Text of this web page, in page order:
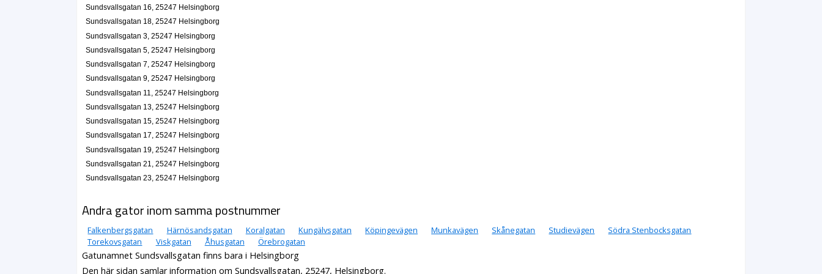
Sundsvallsgatan 16, 25247 Helsingborg
Sundsvallsgatan 18, 25247 Helsingborg
Sundsvallsgatan 3, 25247 Helsingborg
Sundsvallsgatan 5, 25247 Helsingborg
Sundsvallsgatan 7, 25247 Helsingborg
Sundsvallsgatan 9, 25247 Helsingborg
Sundsvallsgatan 11, 25247 Helsingborg
Sundsvallsgatan 13, 25247 Helsingborg
Sundsvallsgatan 15, 25247 Helsingborg
Sundsvallsgatan 17, 25247 Helsingborg
Sundsvallsgatan 19, 25247 Helsingborg
Sundsvallsgatan 21, 25247 Helsingborg
Sundsvallsgatan 23, 25247 Helsingborg
Andra gator inom samma postnummer
Falkenbergsgatan Härnösandsgatan Koralgatan Kungälvsgatan Köpingevägen Munkavägen Skånegatan Studievägen
Södra Stenbocksgatan
Torekovsgatan
Viskgatan Åhusgatan Örebrogatan
Gatunamnet Sundsvallsgatan finns bara i Helsingborg
Den här sidan samlar information om Sundsvallsgatan, 25247, Helsingborg.